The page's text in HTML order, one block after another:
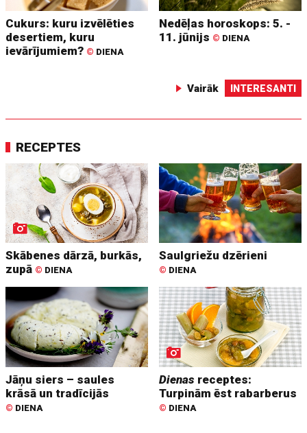
Cukurs: kuru izvēlēties
desertiem, kuru
ievārījumiem? © DIENA
Nedēļas horoskops: 5. -
11. jūnijs © DIENA
Vairāk INTERESANTI
RECEPTES
Skābenes dārzā, burkās,
zupā © DIENA
Saulgriežu dzērieni
© DIENA
Jāņu siers – saules
krāsā un tradīcijās
© DIENA
Dienas receptes:
Turpinām ēst rabarberus
© DIENA